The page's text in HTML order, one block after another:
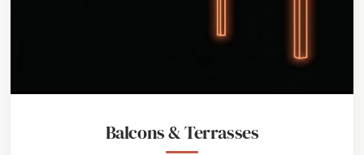
Balcons & Terrasses